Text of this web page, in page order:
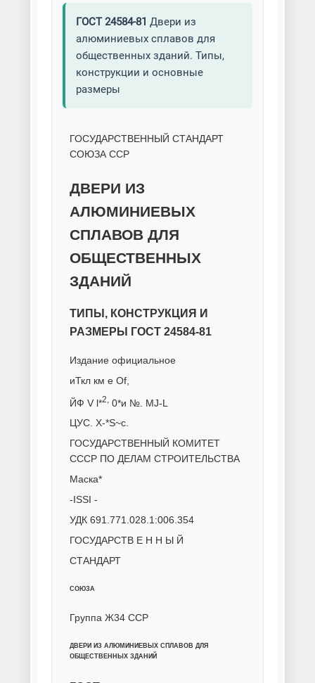
ГОСТ 24584-81 Двери из
алюминиевых сплавов для
общественных зданий. Типы,
конструкции и основные
размеры